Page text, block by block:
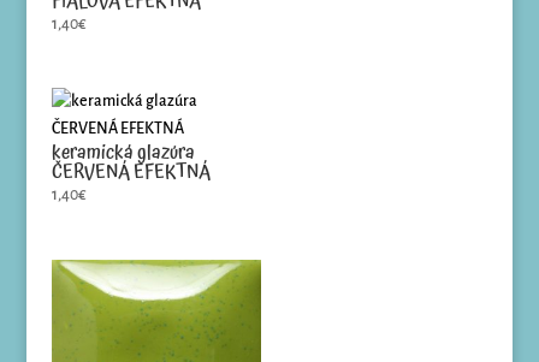
1,40€
keramická glazúra
ČERVENÁ EFEKTNÁ
1,40€